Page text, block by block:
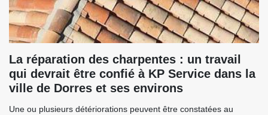
La réparation des charpentes : un travail
qui devrait être confié à KP Service dans la
ville de Dorres et ses environs
Une ou plusieurs détériorations peuvent être constatées au